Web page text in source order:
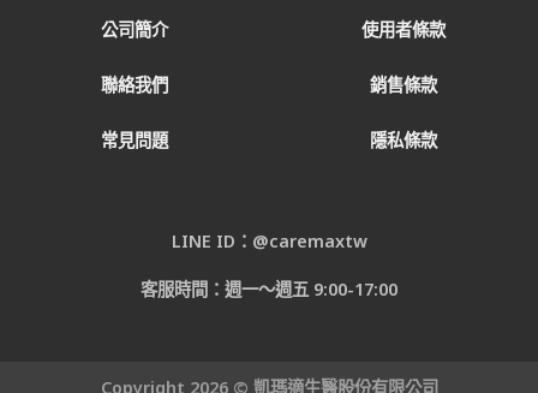
公司簡介
聯絡我們
常見問題
使用者條款
銷售條款
隱私條款
LINE ID：@caremaxtw
客服時間：週一～週五 9:00-17:00
Copyright 2026 © 凱瑪適生醫股份有限公司